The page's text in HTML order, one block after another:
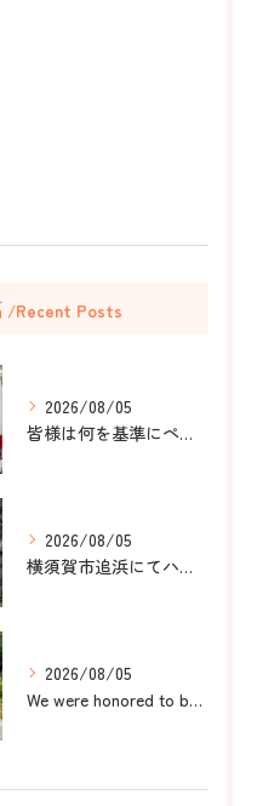
Recent Posts
2026/08/05
皆様は何を基準にペット葬儀社を選びますか？
2026/08/05
横須賀市追浜にてハムスターのみかんちゃんのペット火葬のお手伝...
2026/08/05
We were honored to be by your ...